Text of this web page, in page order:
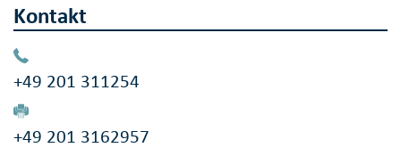
Kontakt
+49 201 311254
+49 201 3162957